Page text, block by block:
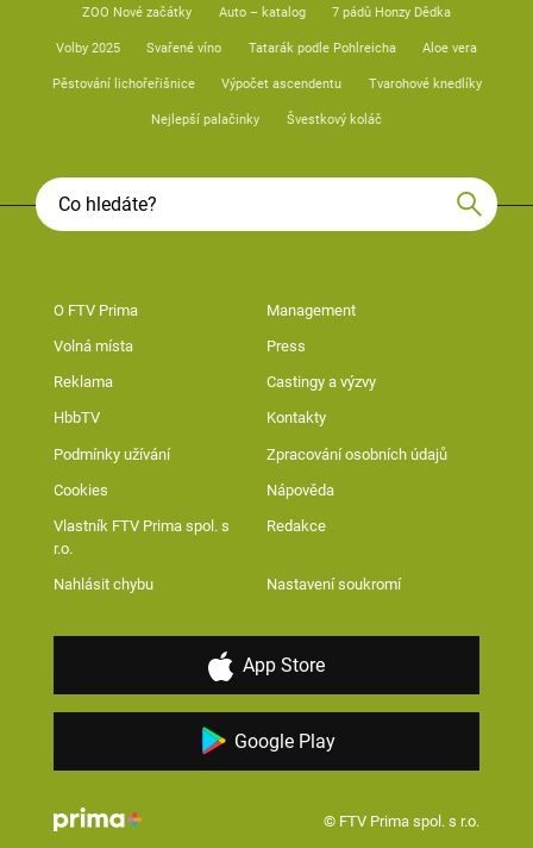
ZOO Nové začátky Auto – katalog 7 pádů Honzy Dědka
Volby 2025 Svařené víno Tatarák podle Pohlreicha Aloe vera
Pěstování lichořeřišnice Výpočet ascendentu Tvarohové knedlíky
Nejlepší palačinky Švestkový koláč
O FTV Prima Management
Volná místa Press
Reklama Castingy a výzvy
HbbTV Kontakty
Podmínky užívání Zpracování osobních údajů
Cookies Nápověda
Vlastník FTV Prima spol. s
r.o.
Redakce
Nahlásit chybu Nastavení soukromí
App Store
Google Play
© FTV Prima spol. s r.o.